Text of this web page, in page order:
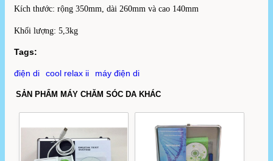
Kích thước: rộng 350mm, dài 260mm và cao 140mm
Khối lượng: 5,3kg
Tags:
điện di cool relax ii máy điện di
SẢN PHẨM MÁY CHĂM SÓC DA KHÁC